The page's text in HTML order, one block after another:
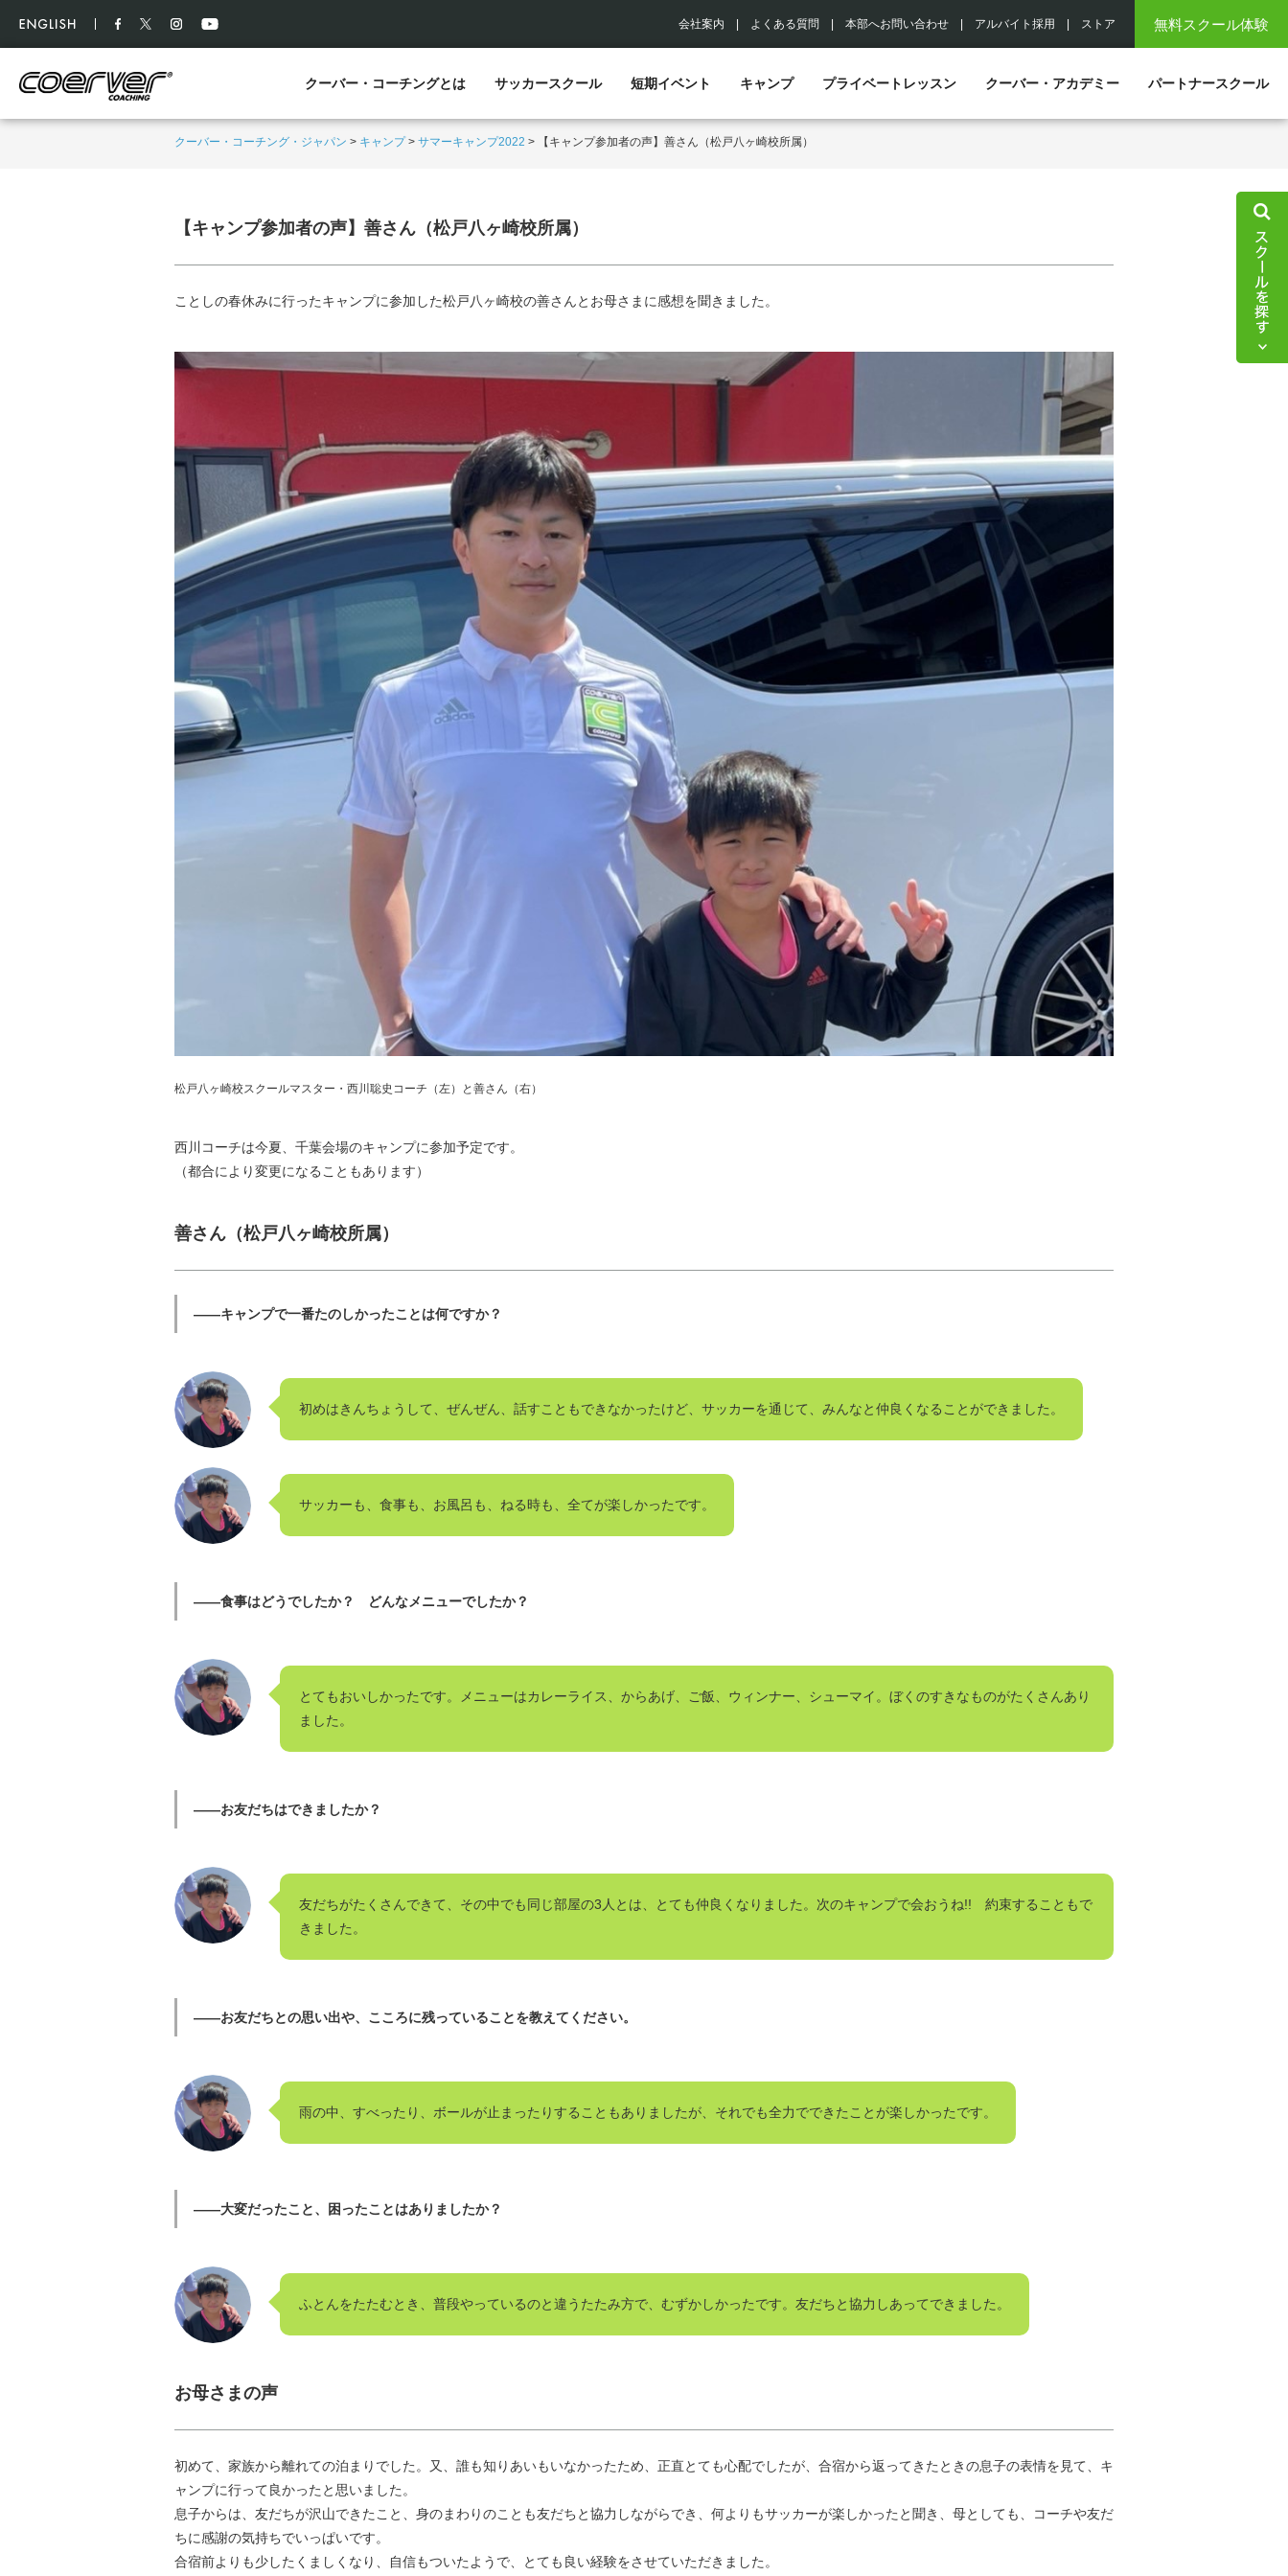
無料スクール体験
会社案内 よくある質問 本部へお問い合わせ アルバイト採用 ストア
クーバー・コーチングとは サッカースクール 短期イベント キャンプ プライベートレッスン クーバー・アカデミー パートナースクール
クーバー・コーチング・ジャパン > キャンプ> サマーキャンプ2022 > 【キャンプ参加者の声】善さん（松戸八ヶ崎校所属）
【キャンプ参加者の声】善さん（松戸八ヶ崎校所属）
ことしの春休みに行ったキャンプに参加した松戸八ヶ崎校の善さんとお母さまに感想を聞きました。
松戸八ヶ崎校スクールマスター・西川聡史コーチ（左）と善さん（右）
西川コーチは今夏、千葉会場のキャンプに参加予定です。
（都合により変更になることもあります）
善さん（松戸八ヶ崎校所属）
――キャンプで一番たのしかったことは何ですか？
初めはきんちょうして、ぜんぜん、話すこともできなかったけど、サッカーを通じて、みんなと仲良くなることができました。
サッカーも、食事も、お風呂も、ねる時も、全てが楽しかったです。
――食事はどうでしたか？ どんなメニューでしたか？
とてもおいしかったです。メニューはカレーライス、からあげ、ご飯、ウィンナー、シューマイ。ぼくのすきなものがたくさんあり
ました。
――お友だちはできましたか？
友だちがたくさんできて、その中でも同じ部屋の3人とは、とても仲良くなりました。次のキャンプで会おうね!! 約束することもで
きました。
――お友だちとの思い出や、こころに残っていることを教えてください。
雨の中、すべったり、ボールが止まったりすることもありましたが、それでも全力でできたことが楽しかったです。
――大変だったこと、困ったことはありましたか？
ふとんをたたむとき、普段やっているのと違うたたみ方で、むずかしかったです。友だちと協力しあってできました。
お母さまの声
初めて、家族から離れての泊まりでした。又、誰も知りあいもいなかったため、正直とても心配でしたが、合宿から返ってきたときの息子の表情を見て、キ
ャンプに行って良かったと思いました。
息子からは、友だちが沢山できたこと、身のまわりのことも友だちと協力しながらでき、何よりもサッカーが楽しかったと聞き、母としても、コーチや友だ
ちに感謝の気持ちでいっぱいです。
合宿前よりも少したくましくなり、自信もついたようで、とても良い経験をさせていただきました。